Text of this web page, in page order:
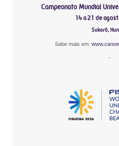
Campeonato Mundial
14 a 21 de
Sukoró,
Sabe mais em:
-